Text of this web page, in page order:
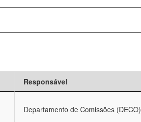
Responsável
Departamento de Comissões (DECO)